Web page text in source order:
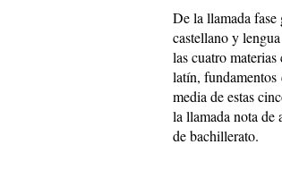
De la llamada fase
castellano y
las cuatro
latín, fundamentos
media de estas
la llamada nota de
de bachillerato.